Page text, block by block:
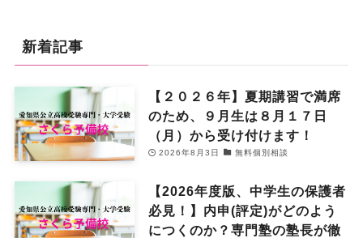
新着記事
【２０２６年】夏期講習で満席
のため、９月生は８月１７日
（月）から受け付けます！
2026年8月3日 無料個別相談
【2026年度版、中学生の保護者
必見！】内申(評定)がどのよう
につくのか？専門塾の塾長が徹